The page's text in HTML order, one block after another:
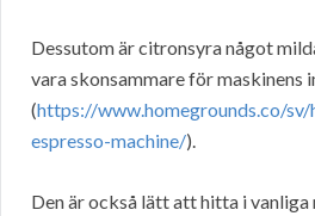
Dessutom är citronsyra något
vara skonsammare för maskinens
(https://www.homegrounds.co/
espresso-machine/).
Den är också lätt att hitta i